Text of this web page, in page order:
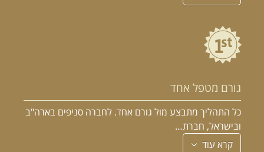
גורם מטפל אחד
כל התהליך מתבצע מול גורם אחד. לחברה סניפים בארה"ב
ובישראל, חברת…
קרא עוד